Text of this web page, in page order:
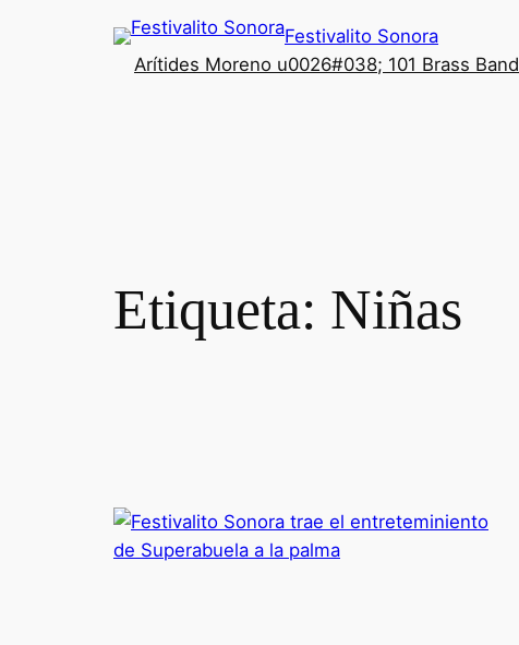
Festivalito Sonora
Arítides Moreno u0026#038; 101 Brass Band
Etiqueta: Niñas